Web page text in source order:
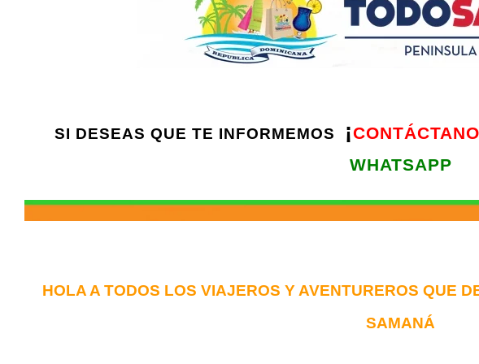
SI DESEAS QUE TE INFORMEMOS ¡
WHATSAPP
HOLA A TODOS LOS VIAJEROS Y AVENTUREROS QUE
SAMANÁ